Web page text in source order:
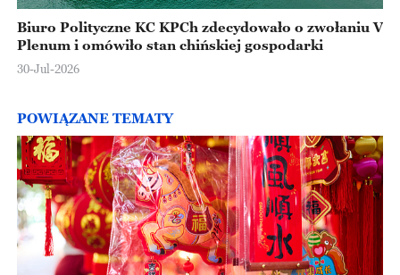
Biuro Polityczne KC KPCh zdecydowało o zwołaniu V
Plenum i omówiło stan chińskiej gospodarki
30-Jul-2026
POWIĄZANE TEMATY